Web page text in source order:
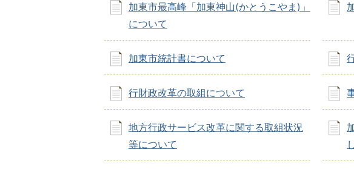
加東市最高峰「加東神山(かとうこやま)」
について
加東市統計書について
行財政改革の取組について
地方行政サービス改革に関する取組状況
等について